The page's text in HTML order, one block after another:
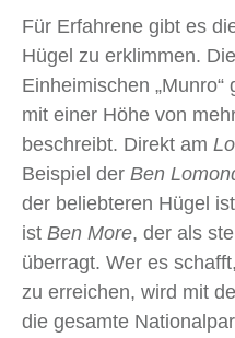
Für Erfahrene gibt es
Hügel zu erklimmen.
Einheimischen
mit einer Höhe von
beschreibt. Direkt am
Beispiel der Ben
der beliebteren Hügel
ist Ben More, der als
überragt. Wer es
zu erreichen, wird mit
die gesamte